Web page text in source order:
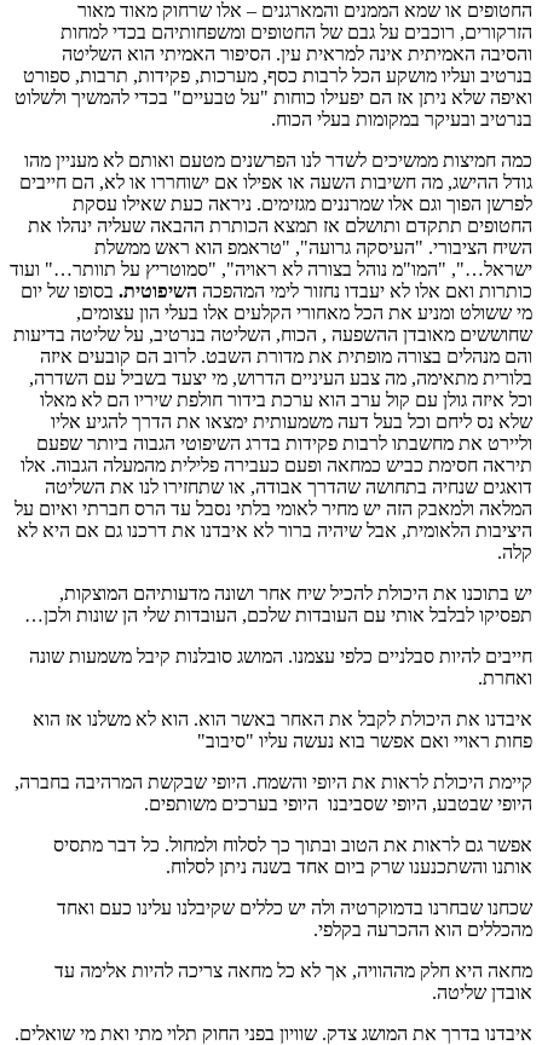
החטופים או שמא הממנים והמארגנים – אלו שרחוק מאוד מאור
הזרקורים, רוכבים על גבם של החטופים ומשפחותיהם בכדי למחות
והסיבה האמיתית אינה למראית עין. הסיפור האמיתי הוא השליטה
בנרטיב ועליו מושקע הכל לרבות כסף, מערכות, פקידות, תרבות, ספורט
ואיפה שלא ניתן אז הם יפעילו כוחות "על טבעיים" בכדי להמשיך ולשלוט
בנרטיב ובעיקר במקומות בעלי הכוח.
כמה חמיצות ממשיכים לשדר לנו הפרשנים מטעם ואותם לא מעניין מהו
גודל ההישג, מה חשיבות השעה או אפילו אם ישוחררו או לא, הם חייבים
לפרשן הפוך וגם אלו שמרננים מגזימים. ניראה כעת שאילו עסקת
החטופים תתקדם ותושלם אז תמצא הכותרת ההבאה שעליה ינהלו את
השיח הציבורי. "העיסקה גרועה", "טראמפ הוא ראש ממשלת
ישראל…", "המו"מ נוהל בצורה לא ראויה", "סמוטריץ על תוותר…" ועוד
כותרות ואם אלו לא יעבדו נחזור לימי המהפכה השיפוטית. בסופו של יום
מי ששולט ומניע את הכל מאחורי הקלעים אלו בעלי הון עצומים,
שחוששים מאובדן ההשפעה , הכוח, השליטה בנרטיב, על שליטה בדיעות
והם מנהלים בצורה מופתית את מדורת השבט. לרוב הם קובעים איזה
בלורית מתאימה, מה צבע העיניים הדרוש, מי יצעד בשביל עם השדרה,
וכל איזה גולן עם קול ערב הוא ערכת בידור חולפת שיריו הם לא מאלו
שלא נס ליחם וכל בעל דעה משמעותית ימצאו את הדרך להגיע אליו
וליירט את מחשבתו לרבות פקידות בדרג השיפוטי הגבוה ביותר שפעם
תיראה חסימת כביש כמחאה ופעם כעבירה פלילית מהמעלה הגבוה. אלו
דואגים שנחיה בתחושה שהדרך אבודה, או שתחזירו לנו את השליטה
המלאה ולמאבק הזה יש מחיר לאומי בלתי נסבל עד הרס חברתי ואיום על
היציבות הלאומית, אבל שיהיה ברור לא איבדנו את דרכנו גם אם היא לא
קלה.
יש בתוכנו את היכולת להכיל שיח אחר ושונה מדעותיהם המוצקות,
תפסיקו לבלבל אותי עם העובדות שלכם, העובדות שלי הן שונות ולכן…
חייבים להיות סבלניים כלפי עצמנו. המושג סובלנות קיבל משמעות שונה
ואחרת.
איבדנו את היכולת לקבל את האחר באשר הוא. הוא לא משלנו אז הוא
פחות ראויי ואם אפשר בוא נעשה עליו "סיבוב"
קיימת היכולת לראות את היופי והשמח. היופי שבקשת המרהיבה בחברה,
היופי שבטבע, היופי שסביבנו היופי בערכים משותפים.
אפשר גם לראות את הטוב ובתוך כך לסלוח ולמחול. כל דבר מתסיס
אותנו והשתכנענו שרק ביום אחד בשנה ניתן לסלוח.
שכחנו שבחרנו בדמוקרטיה ולה יש כללים שקיבלנו עלינו כעם ואחד
מהכללים הוא ההכרעה בקלפי.
מחאה היא חלק מההוויה, אך לא כל מחאה צריכה להיות אלימה עד
אובדן שליטה.
איבדנו בדרך את המושג צדק. שוויון בפני החוק תלוי מתי ואת מי שואלים.